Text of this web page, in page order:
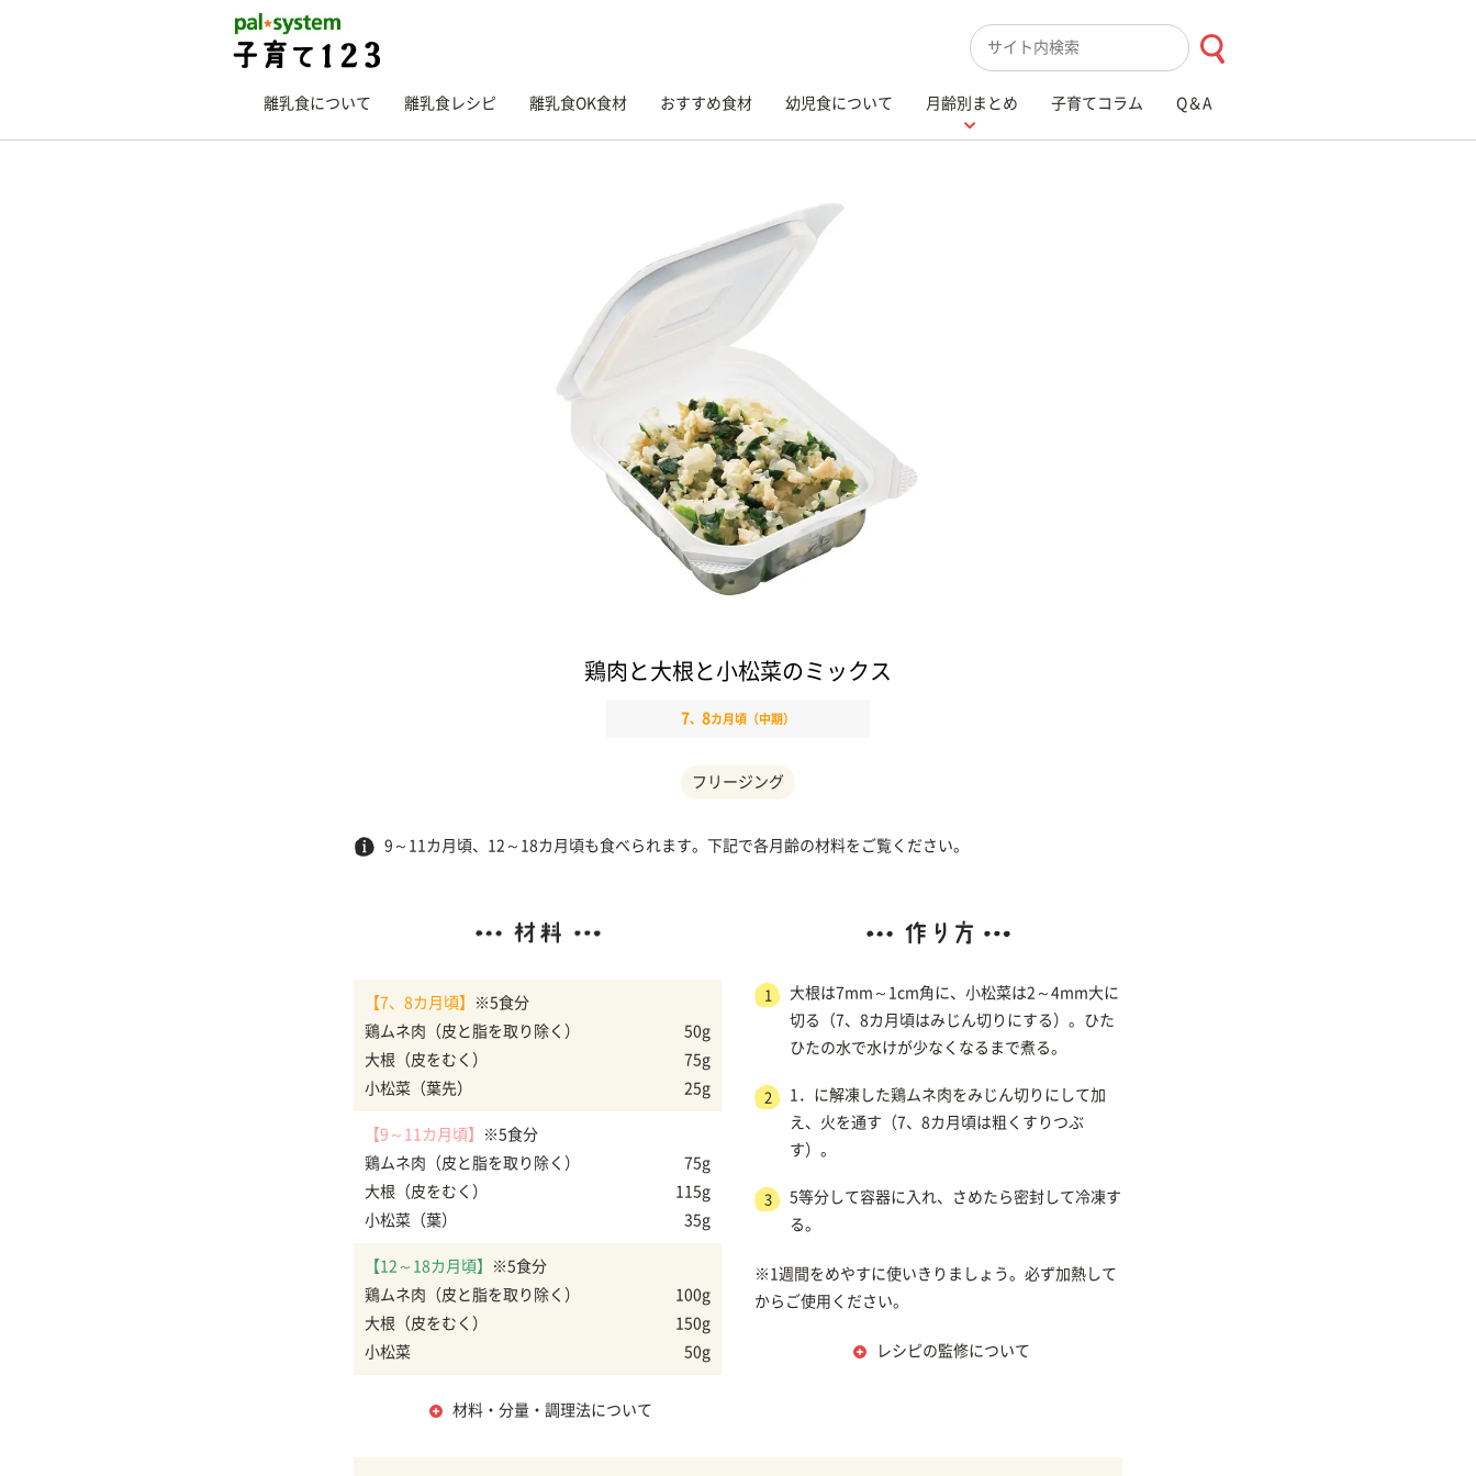
検索キーワード入力
離乳食について 離乳食レシピ 離乳食OK食材 おすすめ食材 幼児食について 月齢別まとめ 子育てコラム Q＆A
鶏肉と大根と小松菜のミックス
7、 8カ月頃（中期）
フリージング
9～11カ月頃、12～18カ月頃も食べられます。下記で各月齢の材料をご覧ください。
【7、8カ月頃】
※5食分
鶏ムネ肉（皮と脂を取り除く）
大根（皮をむく）
小松菜（葉先）
50g
75g
25g
【9～11カ月頃】
※5食分
鶏ムネ肉（皮と脂を取り除く）
大根（皮をむく）
小松菜（葉）
75g
115g
35g
【12～18カ月頃】
※5食分
鶏ムネ肉（皮と脂を取り除く）
大根（皮をむく）
小松菜
100g
150g
50g
材料・分量・調理法について
1
大根は7mm～1cm角に、小松菜は2～4mm大に
切る（7、8カ月頃はみじん切りにする）。ひた
ひたの水で水けが少なくなるまで煮る。
2
1．に解凍した鶏ムネ肉をみじん切りにして加
え、火を通す（7、8カ月頃は粗くすりつぶ
す）。
3
5等分して容器に入れ、さめたら密封して冷凍す
る。
※1週間をめやすに使いきりましょう。必ず加熱して
からご使用ください。
レシピの監修について